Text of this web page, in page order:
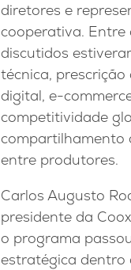
diretores e
cooperativa. Entre
discutidos
técnica,
digital, e-
competitividade
compartilhamento
entre produtores.
Carlos Augusto
presidente da
o programa
estratégica dentro